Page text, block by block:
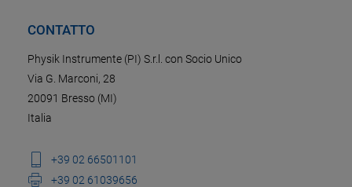
CONTATTO
Physik Instrumente (PI) S.r.l. con Socio Unico
Via G. Marconi, 28
20091 Bresso (MI)
Italia
+39 02 66501101
+39 02 61039656